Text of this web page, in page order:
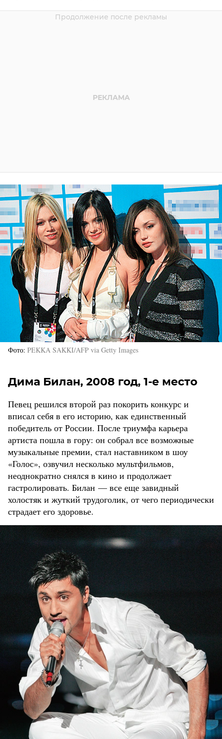
Фото PEKKA SAKKI/AFP via Getty Images
Дима Билан, 2008 год, 1-е место
Певец решился второй раз покорить конкурс и
вписал себя в его историю, как единственный
победитель от России. После триумфа карьера
артиста пошла в гору: он собрал все возможные
музыкальные премии, стал наставником в шоу
«Голос», озвучил несколько мультфильмов,
неоднократно снялся в кино и продолжает
гастролировать. Билан — все еще завидный
холостяк и жуткий трудоголик, от чего периодически
страдает его здоровье.